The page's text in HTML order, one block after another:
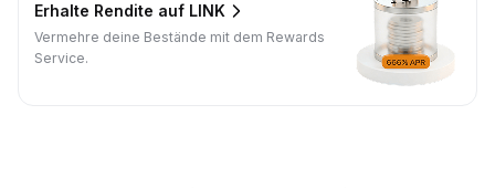
Erhalte Rendite auf LINK
Vermehre deine Bestände mit dem Rewards
Service.